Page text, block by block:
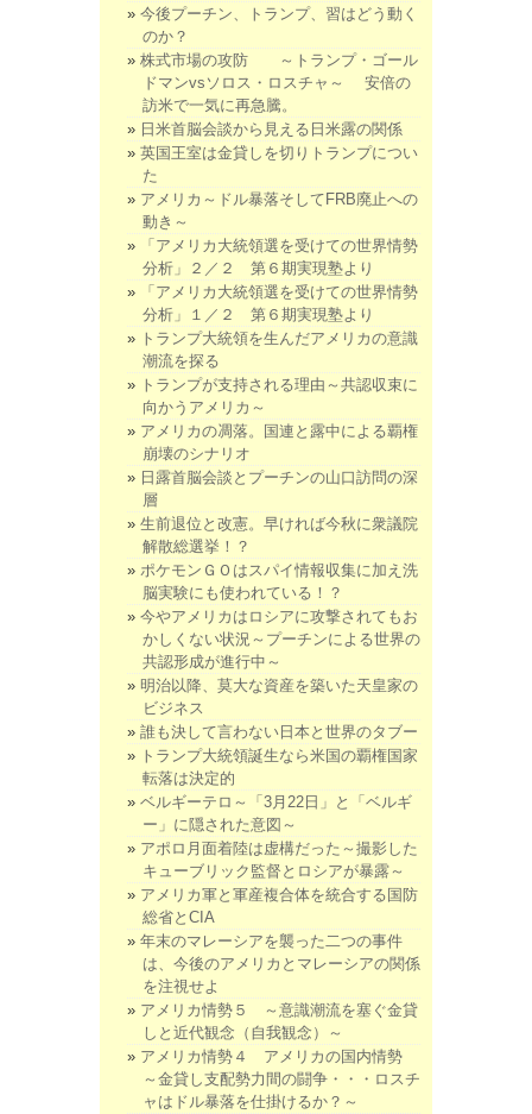
今後プーチン、トランプ、習はどう動く
のか？
株式市場の攻防 ～トランプ・ゴール
ドマンvsソロス・ロスチャ～ 安倍の
訪米で一気に再急騰。
日米首脳会談から見える日米露の関係
英国王室は金貸しを切りトランプについ
た
アメリカ～ドル暴落そしてFRB廃止への
動き～
「アメリカ大統領選を受けての世界情勢
分析」２／２ 第６期実現塾より
「アメリカ大統領選を受けての世界情勢
分析」１／２ 第６期実現塾より
トランプ大統領を生んだアメリカの意識
潮流を探る
トランプが支持される理由～共認収束に
向かうアメリカ～
アメリカの凋落。国連と露中による覇権
崩壊のシナリオ
日露首脳会談とプーチンの山口訪問の深
層
生前退位と改憲。早ければ今秋に衆議院
解散総選挙！？
ポケモンＧＯはスパイ情報収集に加え洗
脳実験にも使われている！？
今やアメリカはロシアに攻撃されてもお
かしくない状況～プーチンによる世界の
共認形成が進行中～
明治以降、莫大な資産を築いた天皇家の
ビジネス
誰も決して言わない日本と世界のタブー
トランプ大統領誕生なら米国の覇権国家
転落は決定的
ベルギーテロ～「3月22日」と「ベルギ
ー」に隠された意図～
アポロ月面着陸は虚構だった～撮影した
キューブリック監督とロシアが暴露～
アメリカ軍と軍産複合体を統合する国防
総省とCIA
年末のマレーシアを襲った二つの事件
は、今後のアメリカとマレーシアの関係
を注視せよ
アメリカ情勢５ ～意識潮流を塞ぐ金貸
しと近代観念（自我観念）～
アメリカ情勢４ アメリカの国内情勢
～金貸し支配勢力間の闘争・・・ロスチ
ャはドル暴落を仕掛けるか？～